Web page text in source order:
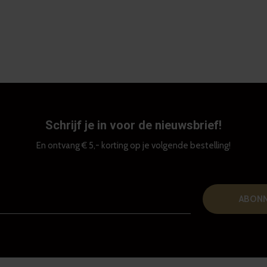
Schrijf je in voor de nieuwsbrief!
En ontvang € 5,- korting op je volgende bestelling!